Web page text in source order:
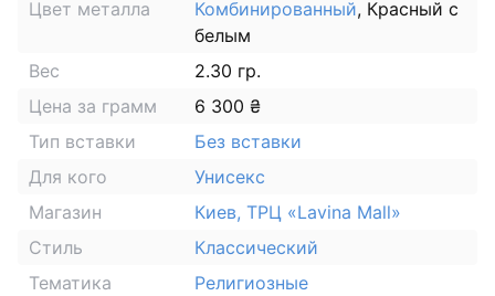
Цвет металла
Комбинированный, Красный с
белым
Вес
2.30 гр.
Цена за грамм
6 300 ₴
Тип вставки
Без вставки
Для кого
Унисекс
Магазин
Киев, ТРЦ «Lavina Mall»
Стиль
Классический
Тематика
Религиозные